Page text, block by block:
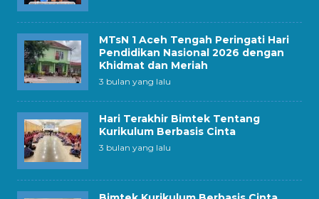
MTsN 1 Aceh Tengah Peringati Hari
Pendidikan Nasional 2026 dengan
Khidmat dan Meriah
3 bulan yang lalu
Hari Terakhir Bimtek Tentang
Kurikulum Berbasis Cinta
3 bulan yang lalu